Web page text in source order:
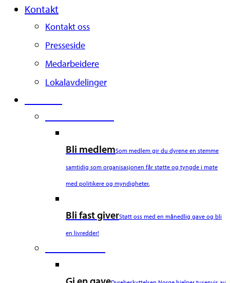
Kontakt
Kontakt oss
Presseside
Medarbeidere
Lokalavdelinger
Bli medlemSom medlem gir du dyrene en stemme
samtidig som organisasjonen får støtte og tyngde i møte
med politikere og myndigheter.
Bli fast giverStøtt oss med en månedlig gave og bli
en livredder!